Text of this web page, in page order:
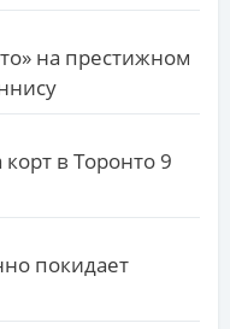
на престижном
в Торонто 9
покидает